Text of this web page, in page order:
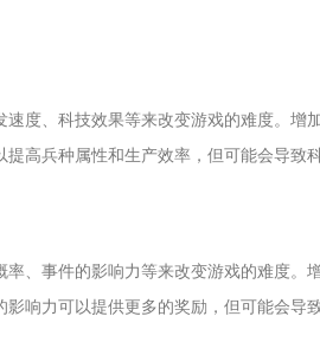
度、科技效果等来改变游戏的难度。增
高兵种属性和生产效率，但可能会导致
、事件的影响力等来改变游戏的难度。
响力可以提供更多的奖励，但可能会导